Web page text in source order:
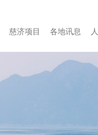
慈济项 目 各地讯息 人